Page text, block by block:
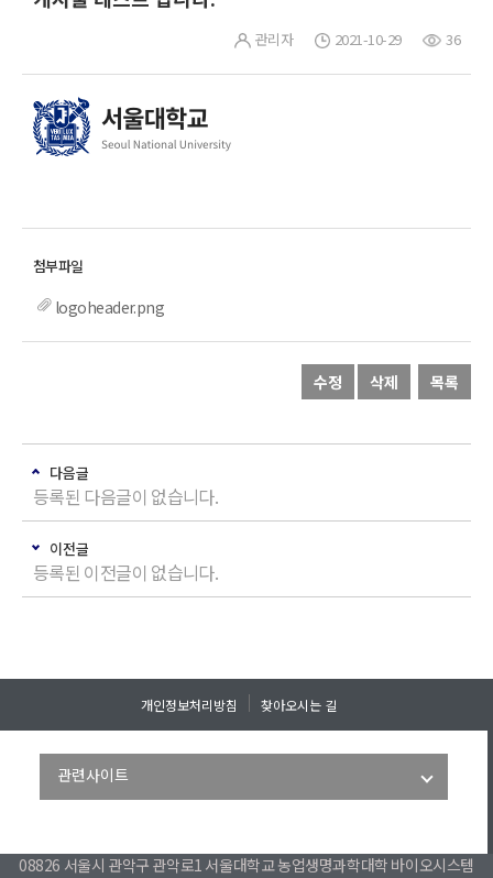
관리자 2021-10-29 36
logoheader.png
수정 삭제 목록
다음글
등록된 다음글이 없습니다.
이전글
등록된 이전글이 없습니다.
개인정보처리방침 찾아오시는 길
08826 서울시 관악구 관악로1 서울대학교 농업생명과학대학 바이오시스템